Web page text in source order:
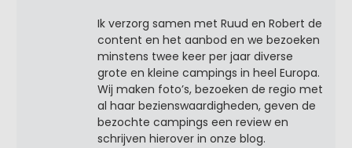
Ik verzorg samen met Ruud en Robert de
content en het aanbod en we bezoeken
minstens twee keer per jaar diverse
grote en kleine campings in heel Europa.
Wij maken foto’s, bezoeken de regio met
al haar bezienswaardigheden, geven de
bezochte campings een review en
schrijven hierover in onze blog.